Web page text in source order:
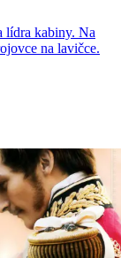
lídra kabiny. Na
na lavičce.